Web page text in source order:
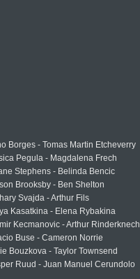
Borges - Tomas Martin Etcheverry
Pegula - Magdalena Frech
Stephens - Belinda Bencic
Brooksby - Ben Shelton
Svajda - Arthur Fils
Kasatkina - Elena Rybakina
Kecmanovic - Arthur Rinderknech
Buse - Cameron Norrie
Bouzkova - Taylor Townsend
Ruud - Juan Manuel Cerundolo